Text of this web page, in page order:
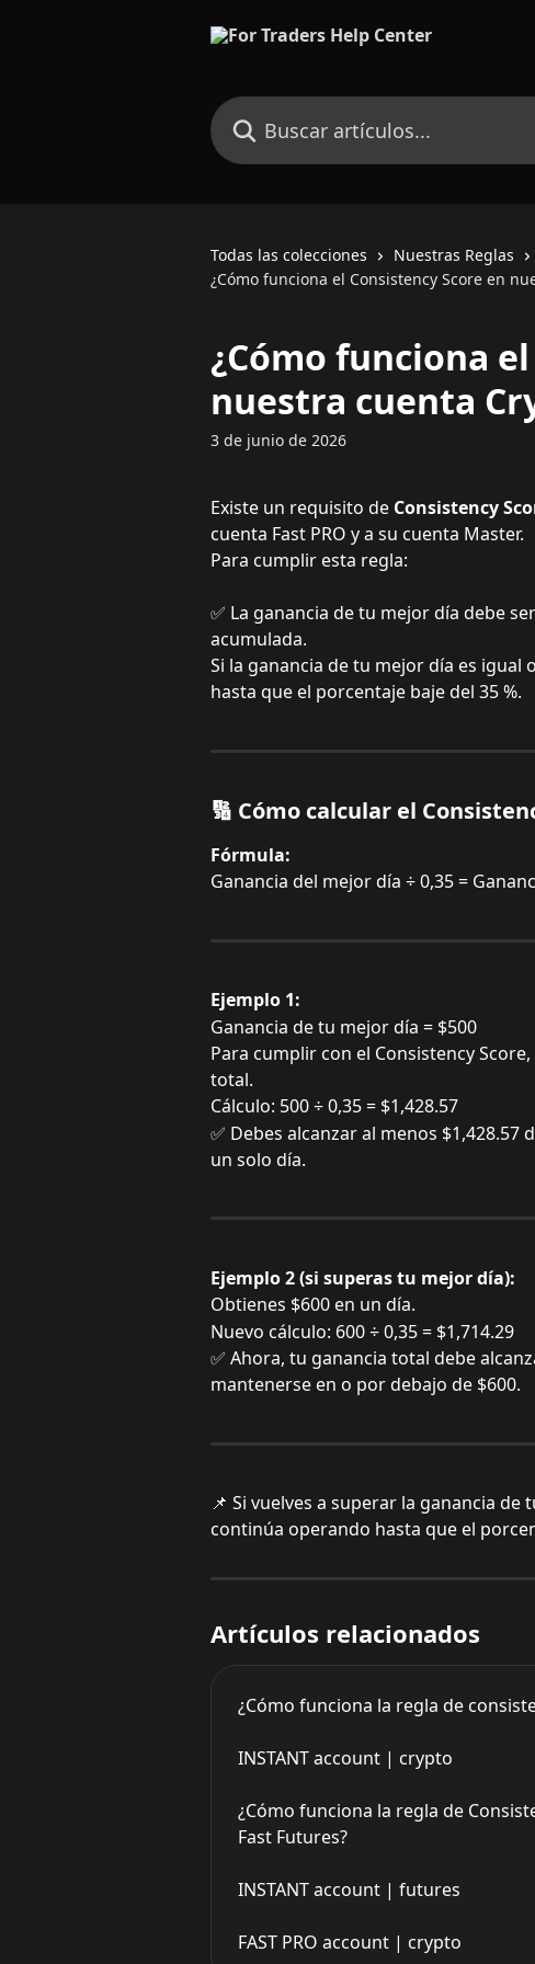
Buscar artículos...
Todas las colecciones Nuestras Reglas
¿Cómo funciona el Consistency Score en
¿Cómo funciona
nuestra cuenta
3 de junio de 2026
Existe un requisito de Consistency
cuenta Fast PRO y a su cuenta Master.
Para cumplir esta regla:
✅ La ganancia de tu mejor día debe
acumulada.
Si la ganancia de tu mejor día es igual
hasta que el porcentaje baje del 35 %.
🔢 Cómo calcular el
Fórmula:
Ganancia del mejor día ÷ 0,35 =
Ejemplo 1:
Ganancia de tu mejor día = $500
Para cumplir con el Consistency
total.
Cálculo: 500 ÷ 0,35 = $1,428.57
✅ Debes alcanzar al menos
un solo día.
Ejemplo 2 (si superas tu mejor día):
Obtienes $600 en un día.
Nuevo cálculo: 600 ÷ 0,35 = $1,714.29
✅ Ahora, tu ganancia total debe
mantenerse en o por debajo de $600.
📌 Si vuelves a superar la ganancia
continúa operando hasta que el
Artículos relacionados
¿Cómo funciona la regla de
INSTANT account | crypto
¿Cómo funciona la regla de
Fast Futures?
INSTANT account | futures
FAST PRO account | crypto